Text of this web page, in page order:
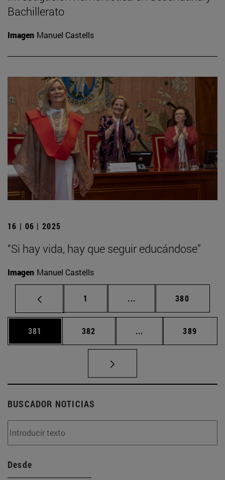
Bachillerato
Imagen Manuel Castells
16 | 06 | 2025
“Si hay vida, hay que seguir educándose”
Imagen Manuel Castells
Página
1 ... Páginas intermedias
Página
380
Página
381 Página
382 ... Páginas intermedias
Página
389
BUSCADOR NOTICIAS
Desde